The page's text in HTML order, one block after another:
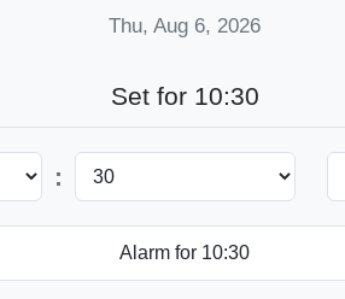
Thu, Aug 6, 2026
Set for 10:30
: